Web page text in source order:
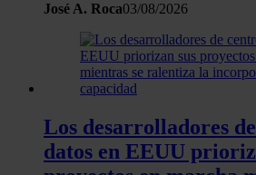
el contenido y los anuncios, ofrecer
sociales y analizar el tráfico.
información sobre el uso que haga
nuestros partners de redes
que les haya proporcionado o que
partir del uso que haya hecho de
José A. Roca03/08/2026
Los desarrolladores
datos en EEUU